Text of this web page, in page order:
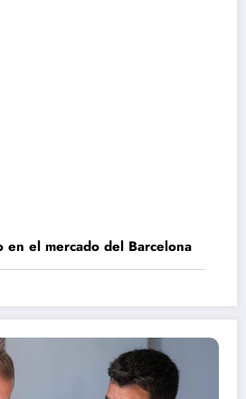
en el mercado del Barcelona